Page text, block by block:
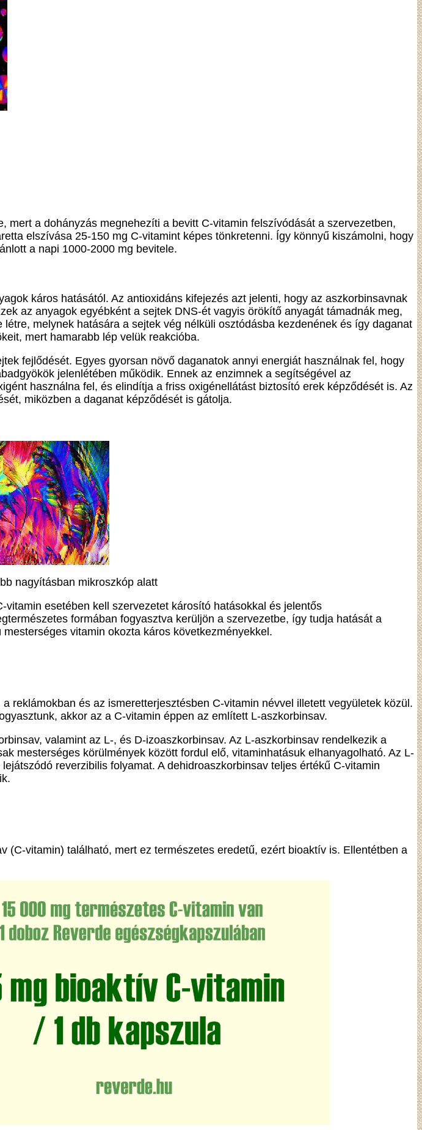
a dohányzás megnehezíti a bevitt C-vitamin felszívódását a szervezetben,
elszívása 25-150 mg C-vitamint képes tönkretenni. Így könnyű kiszámolni, hogy
a napi 1000-2000 mg bevitele.
káros hatásától. Az antioxidáns kifejezés azt jelenti, hogy az aszkorbinsavnak
az anyagok egyébként a sejtek DNS-ét vagyis örökítő anyagát támadnák meg,
melynek hatására a sejtek vég nélküli osztódásba kezdenének és így daganat
mert hamarabb lép velük reakcióba.
fejlődését. Egyes gyorsan növő daganatok annyi energiát használnak fel, hogy
jelenlétében működik. Ennek az enzimnek a segítségével az
használna fel, és elindítja a friss oxigénellátást biztosító erek képződését is. Az
miközben a daganat képződését is gátolja.
nagyításban mikroszkóp alatt
esetében kell szervezetet károsító hatásokkal és jelentős
formában fogyasztva kerüljön a szervezetbe, így tudja hatását a
vitamin okozta káros következményekkel.
reklámokban és az ismeretterjesztésben C-vitamin névvel illetett vegyületek közül.
akkor az a C-vitamin éppen az említett L-aszkorbinsav.
valamint az L-, és D-izoaszkorbinsav. Az L-aszkorbinsav rendelkezik a
mesterséges körülmények között fordul elő, vitaminhatásuk elhanyagolható. Az L-
reverzibilis folyamat. A dehidroaszkorbinsav teljes értékű C-vitamin
vitamin) található, mert ez természetes eredetű, ezért bioaktív is. Ellentétben a